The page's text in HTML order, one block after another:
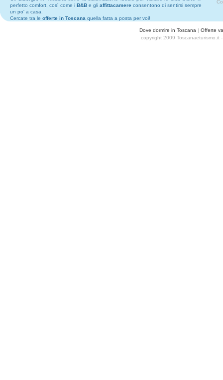
perfetto comfort, così come i B&B e gli affittacamere consentono di sentirsi sempre
un po' a casa.
Cercate tra le offerte in Toscana quella fatta a posta per voi!
Dove dormire in Toscana | Offerte
copyright 2009 Toscanaeturismo.it